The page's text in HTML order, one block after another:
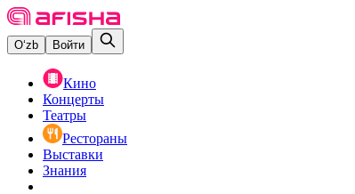
O‘zb Войти
Кино
Концерты
Театры
Рестораны
Выставки
Знания